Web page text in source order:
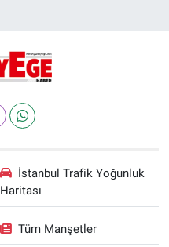
İstanbul Trafik Yoğunluk
Haritası
Tüm Manşetler